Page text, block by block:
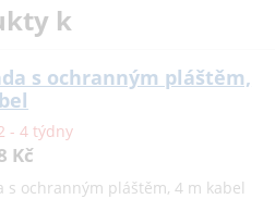
k
s ochranným pláštěm,
- 4 týdny
Kč
s ochranným pláštěm, 4 m kabel